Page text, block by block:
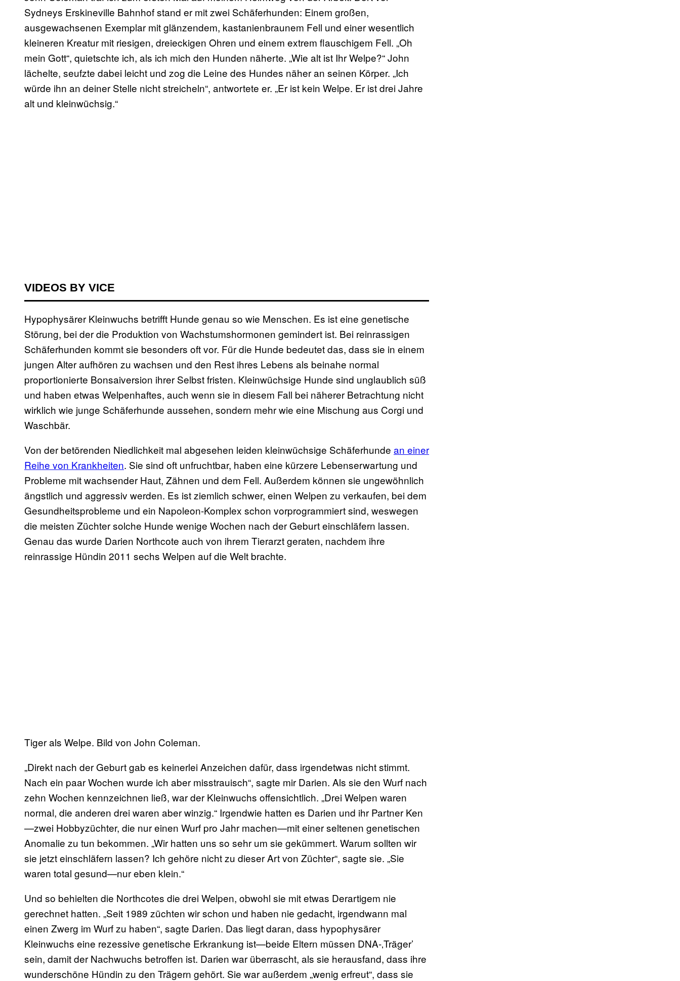
Sydneys Erskineville Bahnhof stand er mit zwei Schäferhunden: Einem großen,
ausgewachsenen Exemplar mit glänzendem, kastanienbraunem Fell und einer wesentlich
kleineren Kreatur mit riesigen, dreieckigen Ohren und einem extrem flauschigem Fell. „Oh
mein Gott“, quietschte ich, als ich mich den Hunden näherte. „Wie alt ist Ihr Welpe?“ John
lächelte, seufzte dabei leicht und zog die Leine des Hundes näher an seinen Körper. „Ich
würde ihn an deiner Stelle nicht streicheln“, antwortete er. „Er ist kein Welpe. Er ist drei Jahre
alt und kleinwüchsig.“
VIDEOS BY VICE
Hypophysärer Kleinwuchs betrifft Hunde genau so wie Menschen. Es ist eine genetische
Störung, bei der die Produktion von Wachstumshormonen gemindert ist. Bei reinrassigen
Schäferhunden kommt sie besonders oft vor. Für die Hunde bedeutet das, dass sie in einem
jungen Alter aufhören zu wachsen und den Rest ihres Lebens als beinahe normal
proportionierte Bonsaiversion ihrer Selbst fristen. Kleinwüchsige Hunde sind unglaublich süß
und haben etwas Welpenhaftes, auch wenn sie in diesem Fall bei näherer Betrachtung nicht
wirklich wie junge Schäferhunde aussehen, sondern mehr wie eine Mischung aus Corgi und
Waschbär.
Von der betörenden Niedlichkeit mal abgesehen leiden kleinwüchsige Schäferhunde an einer
Reihe von Krankheiten. Sie sind oft unfruchtbar, haben eine kürzere Lebenserwartung und
Probleme mit wachsender Haut, Zähnen und dem Fell. Außerdem können sie ungewöhnlich
ängstlich und aggressiv werden. Es ist ziemlich schwer, einen Welpen zu verkaufen, bei dem
Gesundheitsprobleme und ein Napoleon-Komplex schon vorprogrammiert sind, weswegen
die meisten Züchter solche Hunde wenige Wochen nach der Geburt einschläfern lassen.
Genau das wurde Darien Northcote auch von ihrem Tierarzt geraten, nachdem ihre
reinrassige Hündin 2011 sechs Welpen auf die Welt brachte.
Tiger als Welpe. Bild von John Coleman.
„Direkt nach der Geburt gab es keinerlei Anzeichen dafür, dass irgendetwas nicht stimmt.
Nach ein paar Wochen wurde ich aber misstrauisch“, sagte mir Darien. Als sie den Wurf nach
zehn Wochen kennzeichnen ließ, war der Kleinwuchs offensichtlich. „Drei Welpen waren
normal, die anderen drei waren aber winzig.“ Irgendwie hatten es Darien und ihr Partner Ken
—zwei Hobbyzüchter, die nur einen Wurf pro Jahr machen—mit einer seltenen genetischen
Anomalie zu tun bekommen. „Wir hatten uns so sehr um sie gekümmert. Warum sollten wir
sie jetzt einschläfern lassen? Ich gehöre nicht zu dieser Art von Züchter“, sagte sie. „Sie
waren total gesund—nur eben klein.“
Und so behielten die Northcotes die drei Welpen, obwohl sie mit etwas Derartigem nie
gerechnet hatten. „Seit 1989 züchten wir schon und haben nie gedacht, irgendwann mal
einen Zwerg im Wurf zu haben“, sagte Darien. Das liegt daran, dass hypophysärer
Kleinwuchs eine rezessive genetische Erkrankung ist—beide Eltern müssen DNA-‚Träger’
sein, damit der Nachwuchs betroffen ist. Darien war überrascht, als sie herausfand, dass ihre
wunderschöne Hündin zu den Trägern gehört. Sie war außerdem „wenig erfreut“, dass sie